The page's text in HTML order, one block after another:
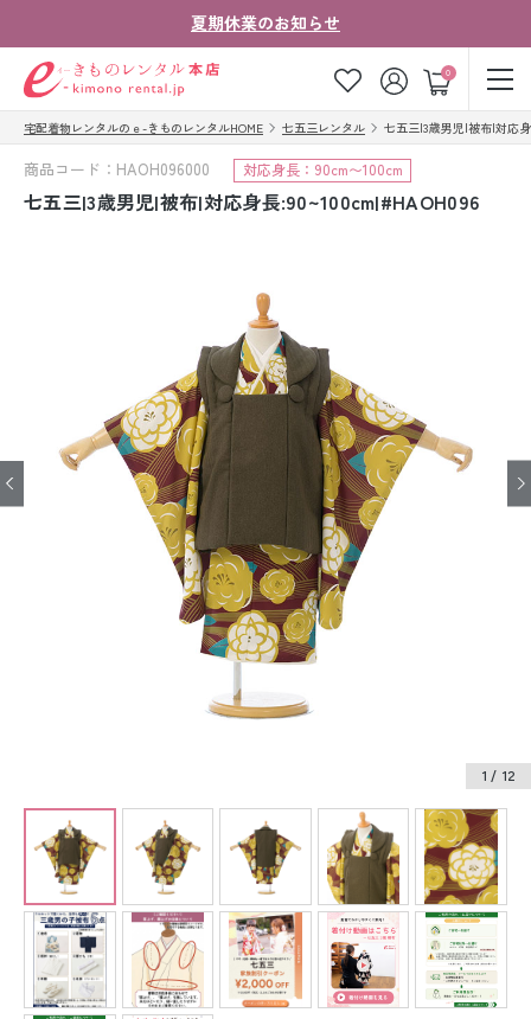
夏期休業のお知らせ
0
ゲスト
お気に入り ログイン カート
ご注文の流れ
法人・グループの
お客様はこちら
着物の種類から探す
七五三レンタル
ジュニア着物レンタル
ジュニア洋装レンタル
ベビー洋装レンタル
紋付袴レンタル
宅配着物レンタルのｅ-きものレンタルHOME 七五三レンタル 七五三|3歳男児|被布|対応身
商品コード：HAOH096000 対応身長：90cm〜100cm
七五三|3歳男児|被布|対応身長:90~100cm|#HAOH096
1 / 12